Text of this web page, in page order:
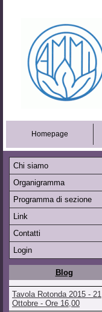
Homepage
Chi siamo
Organigramma
Programma di sezione
Link
Contatti
Login
Blog
Tavola Rotonda 2015 - 21
Ottobre - Ore 16,00